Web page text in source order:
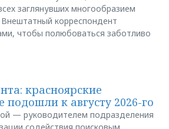
заглянувших многообразием
корреспондент
чтобы полюбоваться заботливо
красноярские
подошли к августу 2026-го
— руководителем подразделения